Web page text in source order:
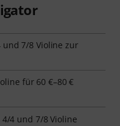
und 7/8 Violine zur
für 60 €–80 €
4 und 7/8 Violine